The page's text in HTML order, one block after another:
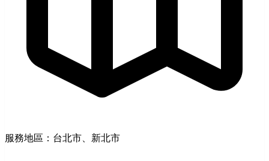
服務地區：台北市、新北市